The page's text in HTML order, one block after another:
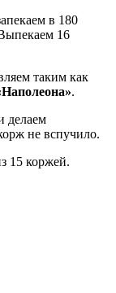
в 180
16
таким как
.
делаем
не вспучило.
15 коржей.